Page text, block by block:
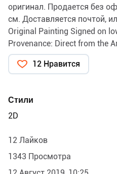
оригинал. Продается без
см. Доставляется почтой,
Original Painting Signed on
Provenance: Direct from the
This PAINTING IS NOT A
original hand painted piece
12 Нравится
Стили
2D
12 Лайков
1343 Просмотра